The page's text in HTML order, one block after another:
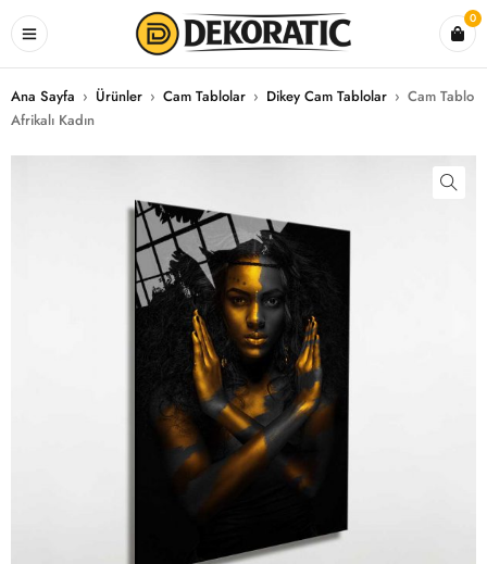
0
Ana Sayfa › Ürünler › Cam Tablolar › Dikey Cam Tablolar › Cam Tablo
Afrikalı Kadın